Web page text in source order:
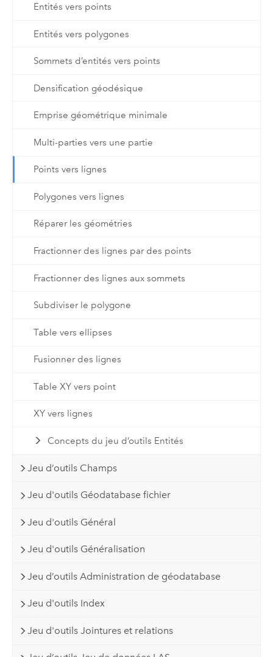
Entités vers points
Entités vers polygones
Sommets d’entités vers points
Densification géodésique
Emprise géométrique minimale
Multi-parties vers une partie
Points vers lignes
Polygones vers lignes
Réparer les géométries
Fractionner des lignes par des points
Fractionner des lignes aux sommets
Subdiviser le polygone
Table vers ellipses
Fusionner des lignes
Table XY vers point
XY vers lignes
Concepts du jeu d’outils Entités
Jeu d’outils Champs
Jeu d'outils Géodatabase fichier
Jeu d'outils Général
Jeu d'outils Généralisation
Jeu d’outils Administration de géodatabase
Jeu d'outils Index
Jeu d'outils Jointures et relations